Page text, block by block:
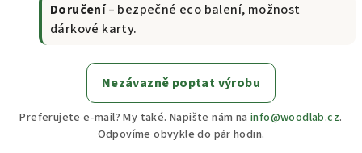
Doručení– bezpečné eco balení, možnost
dárkové karty.
Nezávazně poptat výrobu
Preferujete e-mail? My také. Napište nám nainfo@woodlab.cz.
Odpovíme obvykle do pár hodin.